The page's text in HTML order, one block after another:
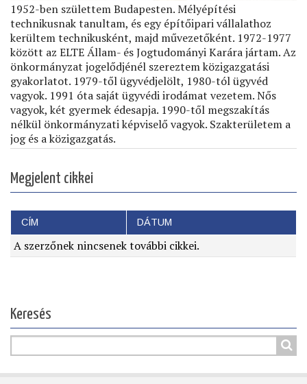
1952-ben születtem Budapesten. Mélyépítési
technikusnak tanultam, és egy építőipari vállalathoz
kerültem technikusként, majd művezetőként. 1972-1977
között az ELTE Állam- és Jogtudományi Karára jártam. Az
önkormányzat jogelődjénél szereztem közigazgatási
gyakorlatot. 1979-től ügyvédjelölt, 1980-tól ügyvéd
vagyok. 1991 óta saját ügyvédi irodámat vezetem. Nős
vagyok, két gyermek édesapja. 1990-től megszakítás
nélkül önkormányzati képviselő vagyok. Szakterületem a
jog és a közigazgatás.
Megjelent cikkei
CÍM DÁTUM
A szerzőnek nincsenek további cikkei.
Keresés